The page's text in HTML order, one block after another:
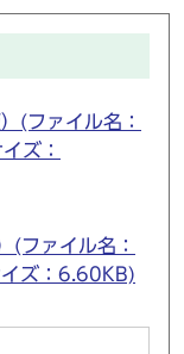
(ファイル名：
ズ：
(ファイル名：
ズ：6.60KB)